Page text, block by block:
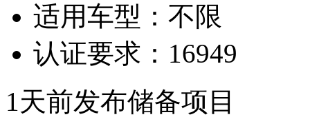
适用车型： 不限
认证要求： 16949
1天前发布储备项目